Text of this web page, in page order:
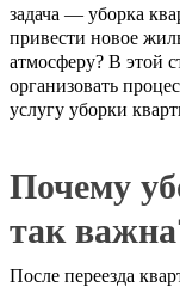
задача — уборка
привести новое
атмосферу? В этой
организовать
услугу уборки
Почему
так
После переезда